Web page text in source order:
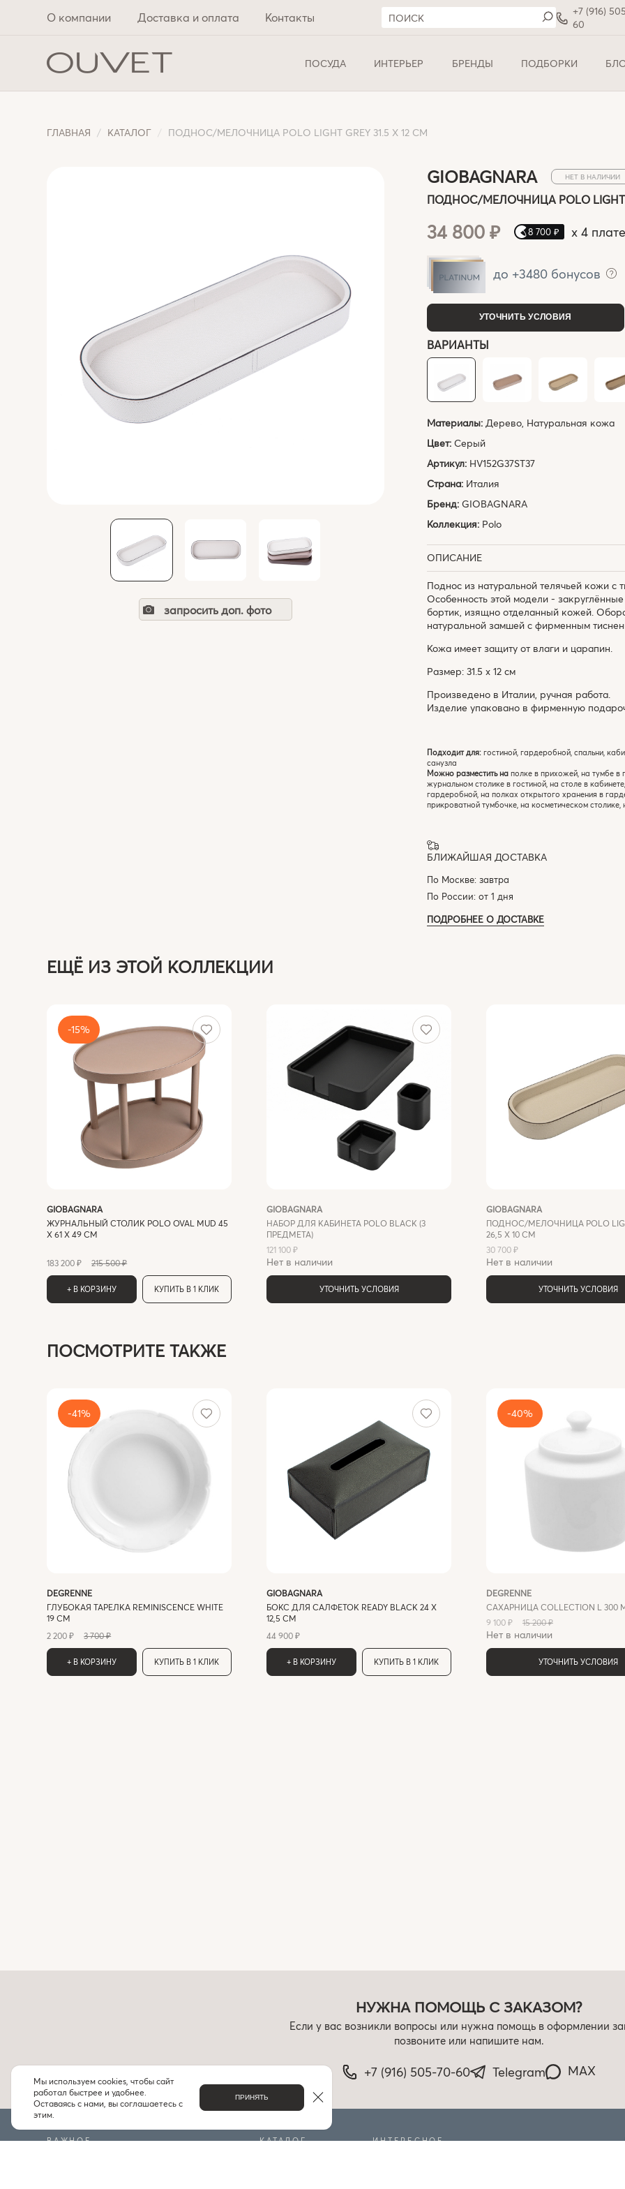
О компании Доставка и оплата Контакты
+7 (916)
60
ПОСУДА ИНТЕРЬЕР БРЕНДЫ ПОДБОРКИ
ГЛАВНАЯ КАТАЛОГ ПОДНОС/МЕЛОЧНИЦА POLO LIGHT GREY 31.5 X 12 СМ
запросить доп. фото
GIOBAGNARA НЕТ В НАЛИЧИИ
ПОДНОС/МЕЛОЧНИЦА POLO LIGHT
34 800 ₽ 8 700 ₽ x 4
до +3480 бонусов
УТОЧНИТЬ УСЛОВИЯ
ВАРИАНТЫ
Материалы: Дерево, Натуральная кожа
Цвет: Серый
Артикул: HV152G37ST37
Страна: Италия
Бренд: GIOBAGNARA
Коллекция: Polo
ОПИСАНИЕ
Поднос из натуральной телячьей кожи с
Особенность этой модели -
бортик, изящно отделанный кожей.
натуральной замшей с фирменным
Кожа имеет защиту от влаги и царапин.
Размер: 31.5 х 12 см
Произведено в Италии, ручная работа.
Изделие упаковано в фирменную
Подходит для:гостиной, гардеробной, спальни,
санузла
Можно разместить на полке в прихожей, на тумбе в
журнальном столике в гостиной, на столе в
гардеробной, на полках открытого хранения в
прикроватной тумбочке, на косметическом
БЛИЖАЙШАЯ ДОСТАВКА
По Москве: завтра
По России: от 1 дня
ПОДРОБНЕЕ О ДОСТАВКЕ
ЕЩЁ ИЗ ЭТОЙ КОЛЛЕКЦИИ
-15%
GIOBAGNARA
ЖУРНАЛЬНЫЙ СТОЛИК POLO OVAL MUD 45
X 61 X 49 СМ
183 200 ₽ 215 500 ₽
+ В КОРЗИНУ КУПИТЬ В 1 КЛИК
GIOBAGNARA
НАБОР ДЛЯ КАБИНЕТА POLO BLACK (3
ПРЕДМЕТА)
121 100 ₽
Нет в наличии
УТОЧНИТЬ УСЛОВИЯ
GIOBAGNARA
ПОДНОС/МЕЛОЧНИЦА POLO
26,5 X 10 СМ
30 700 ₽
Нет в наличии
УТОЧНИТЬ УСЛОВИЯ
ПОСМОТРИТЕ ТАКЖЕ
-41%
DEGRENNE
ГЛУБОКАЯ ТАРЕЛКА REMINISCENCE WHITE
19 СМ
2 200 ₽
3 700 ₽
+ В КОРЗИНУ КУПИТЬ В 1 КЛИК
GIOBAGNARA
БОКС ДЛЯ САЛФЕТОК READY BLACK 24 X
12,5 СМ
44 900 ₽
+ В КОРЗИНУ КУПИТЬ В 1 КЛИК
-40%
DEGRENNE
САХАРНИЦА COLLECTION L 300
9 100 ₽
15 200 ₽
Нет в наличии
УТОЧНИТЬ УСЛОВИЯ
НУЖНА ПОМОЩЬ С ЗАКАЗОМ?
Если у вас возникли вопросы или нужна помощь в оформлении
позвоните или напишите нам.
+7 (916) 505-70-60 Telegram MAX
ВАЖНОЕ КАТАЛОГ ИНТЕРЕСНОЕ
Мы используем cookies, чтобы сайт
работал быстрее и удобнее.
Оставаясь с нами, вы соглашаетесь с
этим.
ПРИНЯТЬ